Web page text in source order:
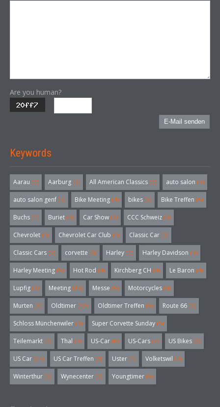
Are you human?
E-Mail senden
Keywords
Aarau (3) Aarburg (3) All American Classics (3) auto salon (3)
auto salon genf (3) Bike Meeting (4) bikes (5) Bike Treffen (5)
Buchs (4) Buriet (3) Car Show (3) CCC Schweiz (3)
Chevrolet (3) Chevrolet Car Club (3) Classic Car (3)
Classic Cars (3) corvette (6) Harley (7) Harley Davidson (3)
Harley Meeting (5) Hot Rod (4) Kirchberg CH (4) Le Baron (4)
Lupfig (3) Meeting (18) Messe (5) Motorcycles (4)
Murten (3) Oldtimer (32) Oldtimer Treffen (5) Route 66 (3)
Schloss Münchenwiler (3) Super Corvette Sunday (5)
Teilemarkt (4) Thal (3) US-Car (6) US-Cars (7) US Bikes (5)
US Car (57) US Car Treffen (6) Uster (4) Volketswil (3)
Winterthur (3) Wynecenter (3) Youngtimer (5)